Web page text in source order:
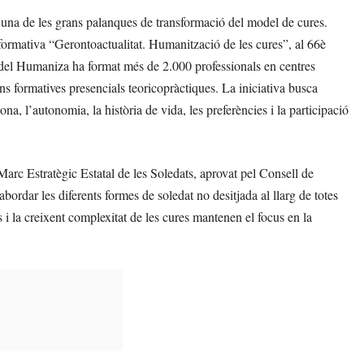
de les grans palanques de transformació del model de cures.
“Gerontoactualitat. Humanització de les cures”, al 66è
Humaniza ha format més de 2.000 professionals en centres
formatives presencials teoricopràctiques. La iniciativa busca
l’autonomia, la història de vida, les preferències i la participació
Estratègic Estatal de les Soledats, aprovat pel Consell de
les diferents formes de soledat no desitjada al llarg de totes
la creixent complexitat de les cures mantenen el focus en la